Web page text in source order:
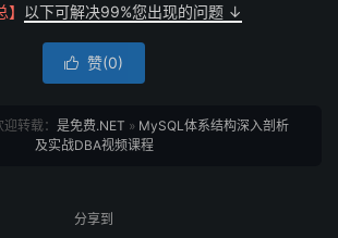
以下可解决99%您出现的问题 ↓
 赞(0)
转载： 是免费.NET » MySQL体系结构深入剖析
及实战DBA视频课程
分享到